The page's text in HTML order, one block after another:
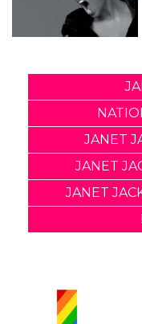
JANET
JANET
JANET